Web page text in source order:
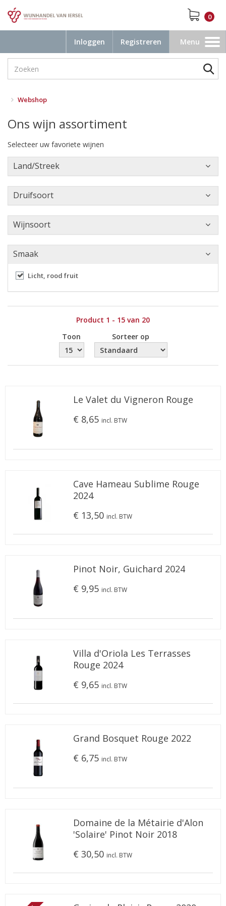
0
Inloggen Registreren
Toggle
navigation
Menu
Webshop
Ons wijn assortiment
Selecteer uw favoriete wijnen
Land/Streek
Druifsoort
Wijnsoort
Smaak
Licht, rood fruit
Product 1 - 15 van 20
Toon
Sorteer op
Le Valet du Vigneron Rouge
€ 8,65 incl. BTW
Cave Hameau Sublime Rouge
2024
€ 13,50 incl. BTW
Pinot Noir, Guichard 2024
€ 9,95 incl. BTW
Villa d'Oriola Les Terrasses
Rouge 2024
€ 9,65 incl. BTW
Grand Bosquet Rouge 2022
€ 6,75 incl. BTW
Domaine de la Métairie d'Alon
'Solaire' Pinot Noir 2018
€ 30,50 incl. BTW